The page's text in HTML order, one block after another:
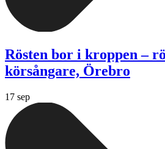
Rösten bor i kroppen –
körsångare, Örebro
17 sep